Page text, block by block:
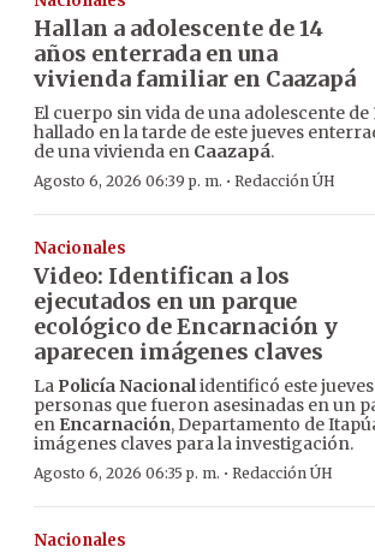
Hallan a adolescente de 14
años enterrada en una
vivienda familiar en Caazapá
El cuerpo sin vida de una adolescente de
hallado en la tarde de este jueves
de una vivienda en Caazapá.
Agosto 6, 2026 06:39 p. m. · Redacción ÚH
Nacionales
Video: Identifican a los
ejecutados en un parque
ecológico de Encarnación y
aparecen imágenes claves
La Policía Nacionalidentificó este jueves
personas que fueron asesinadas en un
en Encarnación, Departamento de
imágenes claves para la investigación.
Agosto 6, 2026 06:35 p. m. · Redacción ÚH
Nacionales